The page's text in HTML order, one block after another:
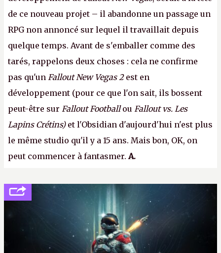
de ce nouveau projet – il abandonne un passage un
RPG non annoncé sur lequel il travaillait depuis
quelque temps. Avant de s'emballer comme des
tarés, rappelons deux choses : cela ne confirme
pas qu'un Fallout New Vegas 2est en
développement (pour ce que l'on sait, ils bossent
peut-être sur Fallout Footballou Fallout vs. Les
Lapins Crétins)et l'Obsidian d'aujourd'hui n'est plus
le même studio qu'il y a 15 ans. Mais bon, OK, on
peut commencer à fantasmer.A.